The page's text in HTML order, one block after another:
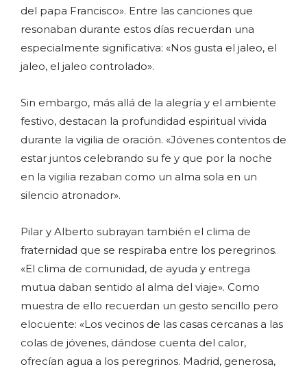
del papa Francisco». Entre las canciones que
resonaban durante estos días recuerdan una
especialmente significativa: «Nos gusta el jaleo, el
jaleo, el jaleo controlado».
Sin embargo, más allá de la alegría y el ambiente
festivo, destacan la profundidad espiritual vivida
durante la vigilia de oración. «Jóvenes contentos de
estar juntos celebrando su fe y que por la noche
en la vigilia rezaban como un alma sola en un
silencio atronador».
Pilar y Alberto subrayan también el clima de
fraternidad que se respiraba entre los peregrinos.
«El clima de comunidad, de ayuda y entrega
mutua daban sentido al alma del viaje». Como
muestra de ello recuerdan un gesto sencillo pero
elocuente: «Los vecinos de las casas cercanas a las
colas de jóvenes, dándose cuenta del calor,
ofrecían agua a los peregrinos. Madrid, generosa,